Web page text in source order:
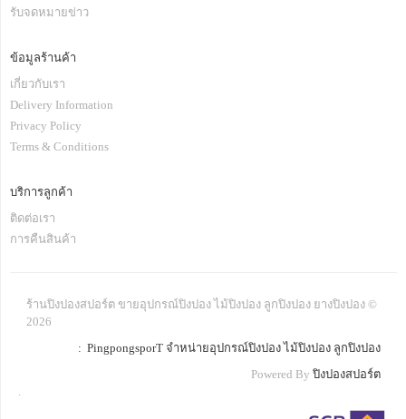
รับจดหมายข่าว
ข้อมูลร้านค้า
เกี่ยวกับเรา
Delivery Information
Privacy Policy
Terms & Conditions
บริการลูกค้า
ติดต่อเรา
การคืนสินค้า
ร้านปิงปองสปอร์ต ขายอุปกรณ์ปิงปอง ไม้ปิงปอง ลูกปิงปอง ยางปิงปอง ©
2026
: PingpongsporT จำหน่ายอุปกรณ์ปิงปอง ไม้ปิงปอง ลูกปิงปอง
Powered By ปิงปองสปอร์ต
.